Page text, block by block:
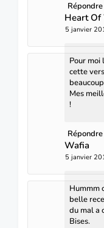
Répondre
Heart
5 janvier
Pour moi
cette
Mes
!
Répondre
Wafia
5 janvier
Hummm
belle
du mal a
Bises.